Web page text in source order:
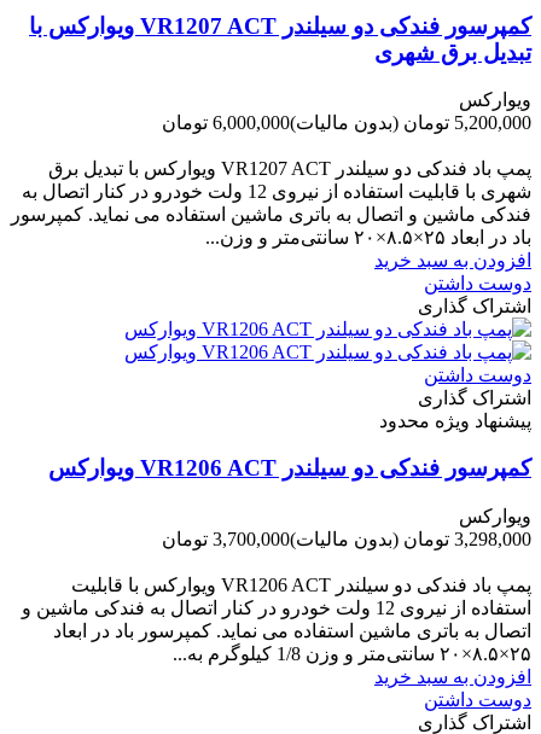
کمپرسور فندکی دو سیلندر VR1207 ACT ویوارکس با
تبدیل برق شهری
ویوارکس
5,200,000 تومان
(بدون مالیات)6,000,000 تومان
پمپ باد فندکی دو سیلندر VR1207 ACT ویوارکس با تبدیل برق
شهری با قابلیت استفاده از نیروی 12 ولت خودرو در کنار اتصال به
فندکی ماشین و اتصال به باتری ماشین استفاده می نماید. کمپرسور
باد در ابعاد ۲۵×۸.۵×۲۰ سانتی‌متر و وزن...
افزودن به سبد خرید
دوست داشتن
اشتراک گذاری
دوست داشتن
اشتراک گذاری
پیشنهاد ویژه محدود
کمپرسور فندکی دو سیلندر VR1206 ACT ویوارکس
ویوارکس
3,298,000 تومان
(بدون مالیات)3,700,000 تومان
پمپ باد فندکی دو سیلندر VR1206 ACT ویوارکس با قابلیت
استفاده از نیروی 12 ولت خودرو در کنار اتصال به فندکی ماشین و
اتصال به باتری ماشین استفاده می نماید. کمپرسور باد در ابعاد
۲۵×۸.۵×۲۰ سانتی‌متر و وزن 1/8 کیلوگرم به...
افزودن به سبد خرید
دوست داشتن
اشتراک گذاری